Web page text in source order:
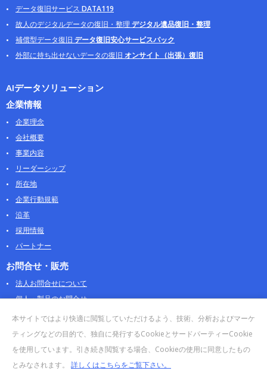
データ復旧サービス DATA119
故人のデジタルデータの復旧・整理 デジタル遺品復旧・整理
補償型データ復旧 データ復旧安心サービスパック
外部に持ち出せないデータの復旧 オンサイト（出張）復旧
AIデータソリューション
企業情報
企業理念
会社概要
事業内容
リーダーシップ
所在地
企業行動規範
沿革
採用情報
パートナー
お問合せ・販売
法人お問合せについて
個人・製品のお問合せ
AOSストア
クラウドデータカンパニー 法人向けガイド
販売終了・サポート終了製品
本サイトではより快適に閲覧していただけるよう、技術、分析およびマーケ
ティングなどの目的で、独自に発行するCookieとサードパーティーCookie
を使用しています。引き続き閲覧する場合、Cookieの使用に同意したもの
とみなされます。 詳しくはこちらをご覧下さい。